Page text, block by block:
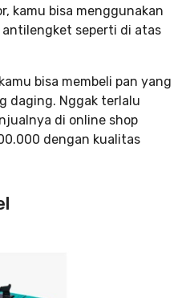
kamu bisa menggunakan
seperti di atas
bisa membeli pan yang
daging. Nggak terlalu
di online shop
dengan kualitas